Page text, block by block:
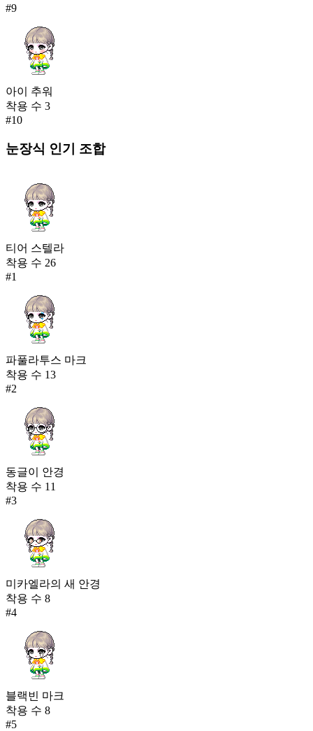
#9
아이 추워
착용 수 3
#10
눈장식 인기 조합
티어 스텔라
착용 수 26
#1
파풀라투스 마크
착용 수 13
#2
동글이 안경
착용 수 11
#3
미카엘라의 새 안경
착용 수 8
#4
블랙빈 마크
착용 수 8
#5